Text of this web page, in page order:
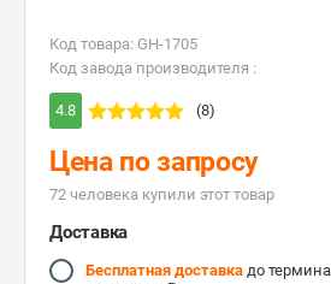
Код товара: GH-1705
Код завода производителя :
4.8 (8)
Цена по запросу
72 человекa купили этот товар
Доставка
Бесплатная доставка до